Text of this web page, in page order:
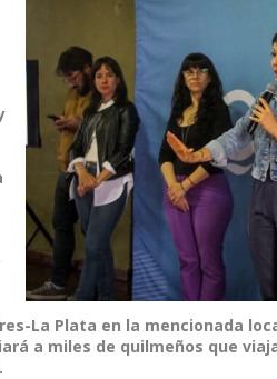
La Plata en la mencionada
a miles de quilmeños que